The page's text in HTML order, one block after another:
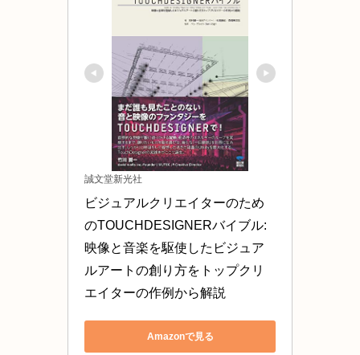
誠文堂新光社
ビジュアルクリエイターのため
のTOUCHDESIGNERバイブル:
映像と音楽を駆使したビジュア
ルアートの創り方をトップクリ
エイターの作例から解説
Amazonで見る